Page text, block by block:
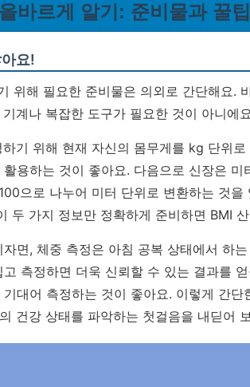
바르게 알기: 준비물과 꿀
요!
위해 필요한 준비물은 의외로 간단해요. 바
계나 복잡한 도구가 필요한 것이 아니에
기 위해 현재 자신의 몸무게를 kg 단위
용하는 것이 좋아요. 다음으로 신장은
으로 나누어 미터 단위로 변환하는 것
두 가지 정보만 정확하게 준비하면 BMI
면, 체중 측정은 아침 공복 상태에서 하
측정하면 더욱 신뢰할 수 있는 결과를
대어 측정하는 것이 좋아요. 이렇게 간
건강 상태를 파악하는 첫걸음을 내딛어